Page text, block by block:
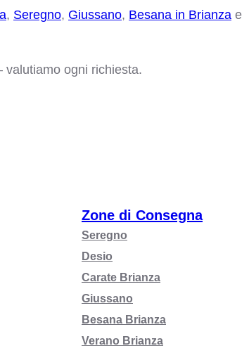
, Seregno, Giussano, Besana in Brianza e
ogni richiesta.
Zone di Consegna
Seregno
Desio
Carate Brianza
Giussano
Besana Brianza
Verano Brianza